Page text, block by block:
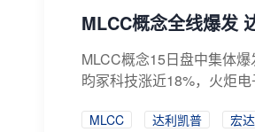
MLCC概念全线爆发
MLCC概念15日盘中集体
昀冢科技涨近18%，火炬
MLCC 达利凯普
宏